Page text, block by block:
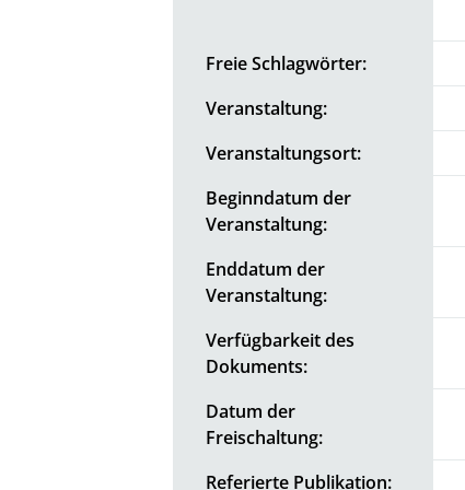
Freie Schlagwörter:
Veranstaltung:
Veranstaltungsort:
Beginndatum der
Veranstaltung:
Enddatum der
Veranstaltung:
Verfügbarkeit des
Dokuments:
Datum der
Freischaltung:
Referierte Publikation: